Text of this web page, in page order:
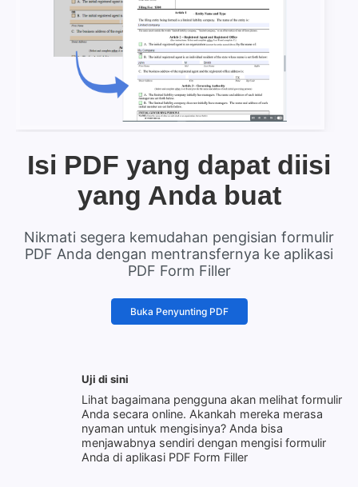
Isi PDF yang dapat diisi
yang Anda buat
Nikmati segera kemudahan pengisian formulir
PDF Anda dengan mentransfernya ke aplikasi
PDF Form Filler
Buka Penyunting PDF
Uji di sini
Lihat bagaimana pengguna akan melihat formulir
Anda secara online. Akankah mereka merasa
nyaman untuk mengisinya? Anda bisa
menjawabnya sendiri dengan mengisi formulir
Anda di aplikasi PDF Form Filler